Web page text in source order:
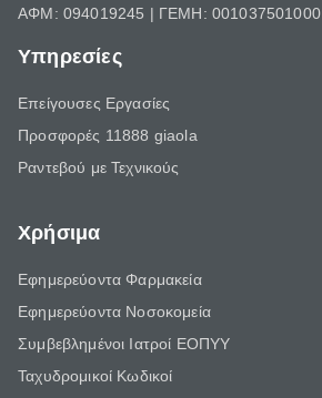
ΑΦΜ: 094019245 | ΓΕΜΗ: 001037501000
Υπηρεσίες
Επείγουσες Εργασίες
Προσφορές 11888 giaola
Ραντεβού με Τεχνικούς
Χρήσιμα
Εφημερεύοντα Φαρμακεία
Εφημερεύοντα Νοσοκομεία
Συμβεβλημένοι Ιατροί ΕΟΠΥΥ
Ταχυδρομικοί Κωδικοί